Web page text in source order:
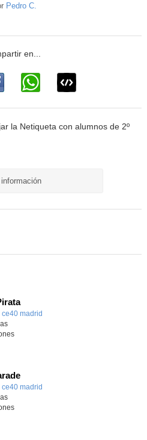
educativo
Pedro C.
la Netiqueta con alumnos de 2º
información
ce40 madrid
ce40 madrid